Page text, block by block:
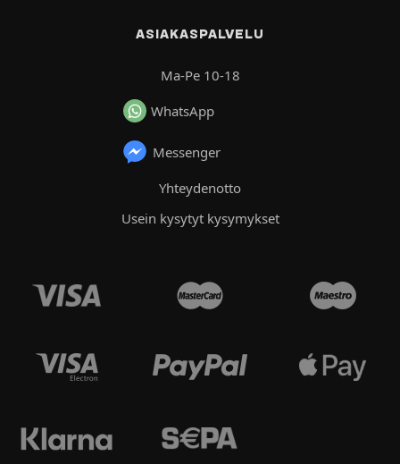
ASIAKASPALVELU
Ma-Pe 10-18
WhatsApp
Messenger
Yhteydenotto
Usein kysytyt kysymykset